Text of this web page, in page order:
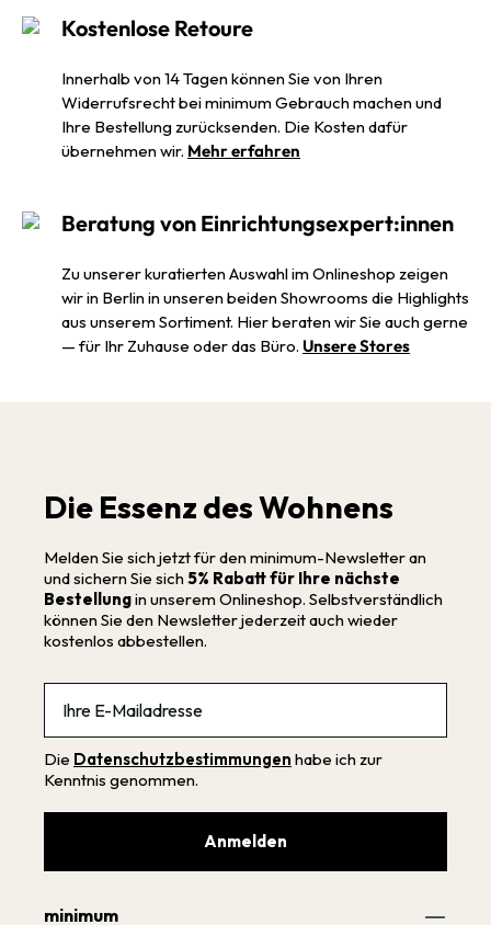
Kostenlose Retoure
Innerhalb von 14 Tagen können Sie von Ihren
Widerrufsrecht bei minimum Gebrauch machen und
Ihre Bestellung zurücksenden. Die Kosten dafür
übernehmen wir. Mehr erfahren
Beratung von Einrichtungsexpert:innen
Zu unserer kuratierten Auswahl im Onlineshop zeigen
wir in Berlin in unseren beiden Showrooms die Highlights
aus unserem Sortiment. Hier beraten wir Sie auch gerne
— für Ihr Zuhause oder das Büro. Unsere Stores
Die Essenz des Wohnens
Melden Sie sich jetzt für den minimum-Newsletter an
und sichern Sie sich 5% Rabatt für Ihre nächste
Bestellungin unserem Onlineshop. Selbstverständlich
können Sie den Newsletter jederzeit auch wieder
kostenlos abbestellen.
Die Datenschutzbestimmungen habe ich zur
Kenntnis genommen.
Anmelden
minimum